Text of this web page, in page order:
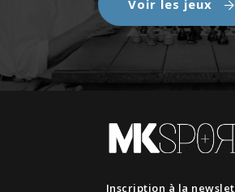
Voir les jeux
Inscription à la